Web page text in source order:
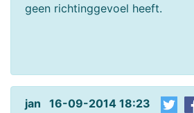
geen richtinggevoel heeft.
jan 16-09-2014 18:23